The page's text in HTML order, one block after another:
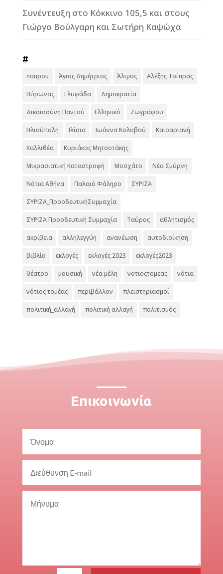
Συνέντευξη στο Κόκκινο 105,5 και στους
Γιώργο Βούλγαρη και Σωτήρη Καψώχα
#
noupou Άγιος Δημήτριος Άλιμος Αλέξης Τσίπρας
Βύρωνας Γλυφάδα Δημοκρατία
Δικαιοσύνη Παντού Ελληνικό Ζωγράφου
Ηλιούπολη Ιλίσια Ιωάννα Κολοβού Καισαριανή
Καλλιθέα Κυριάκος Μητσοτάκης
Μικρασιατική Καταστροφή Μοσχάτο Νέα Σμύρνη
Νότια Αθήνα Παλαιό Φάληρο ΣΥΡΙΖΑ
ΣΥΡΙΖΑ_ΠροοδευτικήΣυμμαχία
ΣΥΡΙΖΑ Προοδευτική Συμμαχία Ταύρος αθλητισμός
ακρίβεια αλληλεγγύη ανανέωση αυτοδιοίκηση
βιβλίο εκλογές εκλογές 2023 εκλογές2023
θέατρο μουσική νέα μέλη νοτιοςτομεας νότια
νότιος τομέας περιβάλλον πλειστηριασμοί
πολιτική_αλλαγή πολιτική αλλαγή πολιτισμός
Επικοινωνία